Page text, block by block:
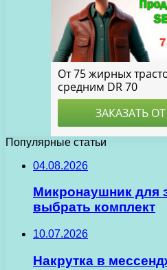
Популярные статьи
04.08.2026
Микронаушник для
выбрать комплект
10.07.2026
Накрутка в